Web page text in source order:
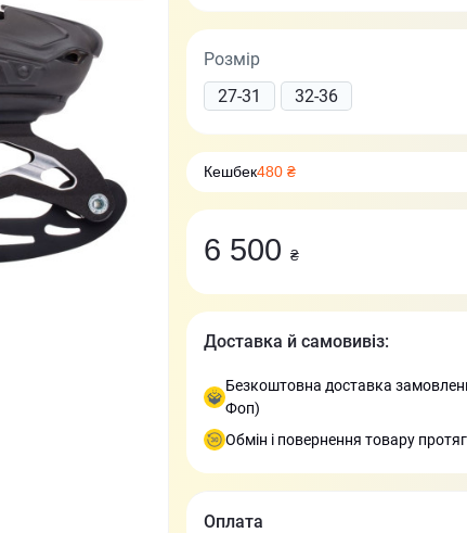
Розмір
27-31
32-36
Кешбек480 ₴
6 500 ₴
Доставка й самовивіз:
Безкоштовна доставка
Фоп)
Обмін і повернення товару
Оплата